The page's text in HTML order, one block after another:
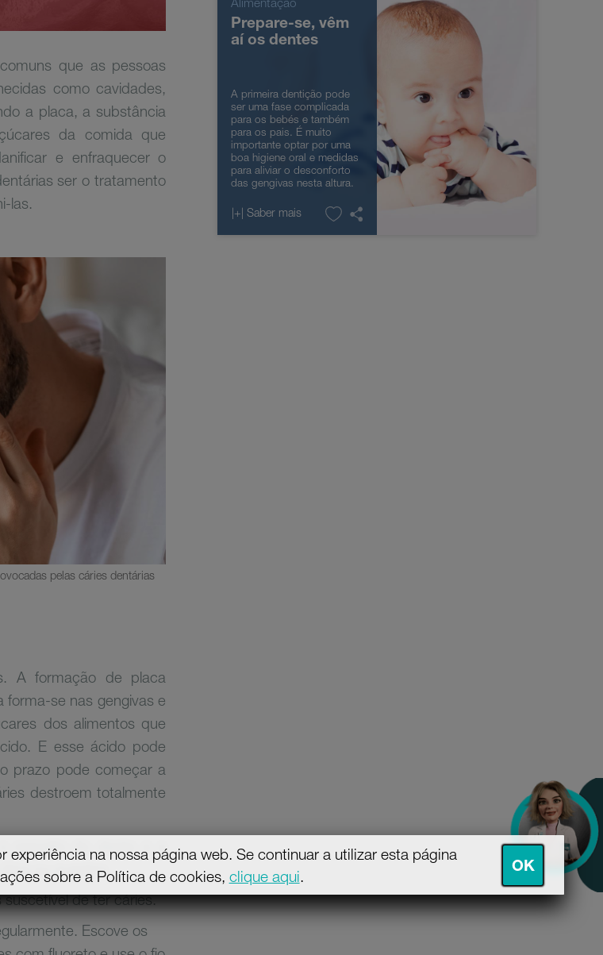
que as pessoas
como cavidades,
a placa, a substância
da comida que
e enfraquecer o
ser o tratamento
las.
pelas cáries dentárias
A formação de placa
se nas gengivas e
dos alimentos que
E esse ácido pode
prazo pode começar a
destroem totalmente
o esmalte do dente e a
ou quentes.
de ter cáries.
Escove os
Prepare-se, vêm
aí os dentes
A primeira dentição pode
ser uma fase complicada
para os bebés e também
para os pais. É muito
importante optar por uma
boa higiene oral e medidas
para aliviar o desconforto
das gengivas nesta altura.
|+| Saber mais
na nossa página web. Se continuar a utilizar esta página
sobre a Política de cookies, clique aqui
OK